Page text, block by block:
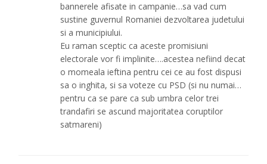
bannerele afisate in campanie…sa vad cum
sustine guvernul Romaniei dezvoltarea judetului
si a municipiului.
Eu raman sceptic ca aceste promisiuni
electorale vor fi implinite….acestea nefiind decat
o momeala ieftina pentru cei ce au fost dispusi
sa o inghita, si sa voteze cu PSD (si nu numai…
pentru ca se pare ca sub umbra celor trei
trandafiri se ascund majoritatea coruptilor
satmareni)